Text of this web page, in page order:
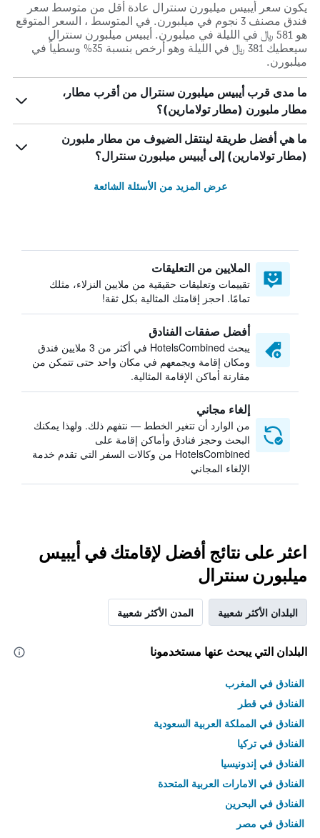
يكون سعر أيبيس ميلبورن سنترال عادة أقل من متوسط ​​سعر
فندق مصنف 3 نجوم في ميلبورن. في المتوسط ، السعر المتوقع
هو 581 ﷼ في الليلة في ميلبورن. أيبيس ميلبورن سنترال
سيعطيك 381 ﷼ في الليلة وهو أرخص بنسبة 35% وسطياً في
ميلبورن.
ما مدى قرب أيبيس ميلبورن سنترال من أقرب مطار،
مطار ملبورن (مطار تولامارين)؟
ما هي أفضل طريقة لينتقل الضيوف من مطار ملبورن
(مطار تولامارين) إلى أيبيس ميلبورن سنترال؟
عرض المزيد من الأسئلة الشائعة
الملايين من التعليقات
تقييمات وتعليقات حقيقية من ملايين النزلاء، مثلك
تمامًا. احجز إقامتك المثالية بكل ثقة!
أفضل صفقات الفنادق
يبحث HotelsCombined في أكثر من 3 ملايين فندق
ومكان إقامة ويجمعهم في مكان واحد حتى تتمكن من
مقارنة أماكن الإقامة المثالية.
إلغاء مجاني
من الوارد أن تتغير الخطط — نتفهم ذلك. ولهذا يمكنك
البحث وحجز فنادق وأماكن إقامة على
HotelsCombined من وكالات السفر التي تقدم خدمة
الإلغاء المجاني
اعثر على نتائج أفضل لإقامتك في أيبيس
ميلبورن سنترال
البلدان الأكثر شعبية المدن الأكثر شعبية
البلدان التي يبحث عنها مستخدمونا
الفنادق في المغرب
الفنادق في قطر
الفنادق في المملكة العربية السعودية
الفنادق في تركيا
الفنادق في إندونيسيا
الفنادق في الامارات العربية المتحدة
الفنادق في البحرين
الفنادق في مصر